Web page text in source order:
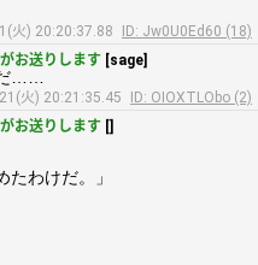
火) 20:20:37.88
ID: Jw0U0Ed60 (18)
お送りします [sage]
……
火) 20:21:35.45
ID: OIOXTLObo (2)
お送りします []
わけだ。」